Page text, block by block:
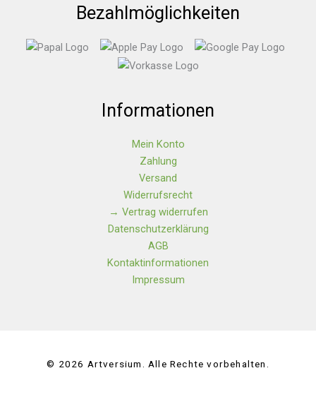
Bezahlmöglichkeiten
Informationen
Mein Konto
Zahlung
Versand
Widerrufsrecht
→ Vertrag widerrufen
Datenschutzerklärung
AGB
Kontaktinformationen
Impressum
© 2026 Artversium. Alle Rechte vorbehalten.